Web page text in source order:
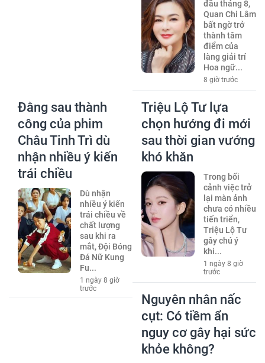
đầu tháng 8,
Quan Chi Lâm
bất ngờ trở
thành tâm
điểm của
làng giải trí
Hoa ngữ...
8 giờ trước
Đằng sau thành
công của phim
Châu Tinh Trì dù
nhận nhiều ý kiến
trái chiều
Dù nhận
nhiều ý kiến
trái chiều về
chất lượng
sau khi ra
mắt, Đội Bóng
Đá Nữ Kung
Fu...
1 ngày 8 giờ
trước
Triệu Lộ Tư lựa
chọn hướng đi mới
sau thời gian vướng
khó khăn
Trong bối
cảnh việc trở
lại màn ảnh
chưa có nhiều
tiến triển,
Triệu Lộ Tư
gây chú ý
khi...
1 ngày 8 giờ
trước
Nguyên nhân nấc
cụt: Có tiềm ẩn
nguy cơ gây hại sức
khỏe không?